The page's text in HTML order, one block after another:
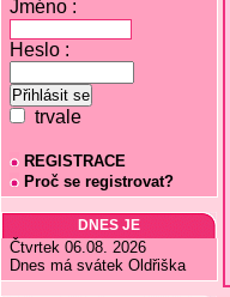
Jméno :
Heslo :
trvale
REGISTRACE
Proč se registrovat?
DNES JE
Čtvrtek 06.08. 2026
Dnes má svátek Oldřiška